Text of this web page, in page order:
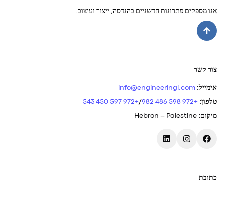
אנו מספקים פתרונות חדשניים בהנדסה, ייצור ועיצוב.
צור קשר
אימייל:
info@engineeringi.com
טלפון:
+972 598 486 982
/
+972 597 450 543
מיקום:
כתובת